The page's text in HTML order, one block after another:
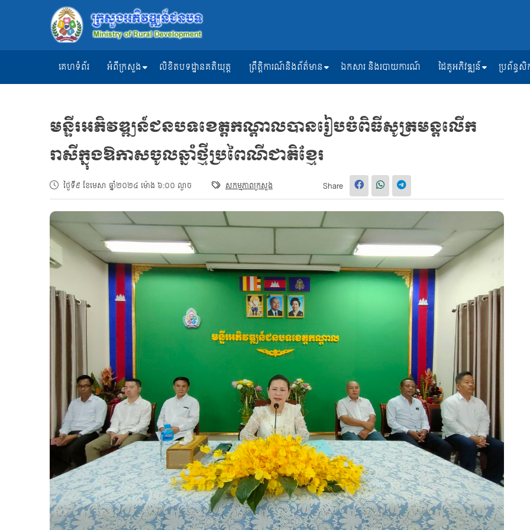
គេហទំព័រ អំពីក្រសួង លិខិតបទដ្ឋានគតិយុត្ត ព្រឹត្តិការណ៍និងព័ត៌មាន ឯកសារ និងរបាយការណ៍ ដៃគូអភិវឌ្ឍន៍ ប្រព័ន្ធ
មន្ទីរអភិវឌ្ឍន៍ជនបទខេត្តកណ្តាលបានរៀបចំពិធីសូត្រមន្តលើក
រាសីក្នុងឱកាសចូលឆ្នាំថ្មីប្រពៃណីជាតិខ្មែរ
ថ្ងៃទី៩ ខែមេសា ឆ្នាំ២០២៤ ម៉ោង ៦:០០ ល្ងាច សកម្មភាពក្រសួង Share